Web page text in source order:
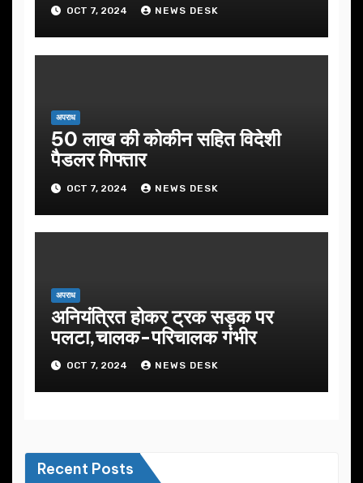
OCT 7, 2024 NEWS DESK
अपराध
50 लाख की कोकीन सहित विदेशी
पैडलर गिफ्तार
OCT 7, 2024 NEWS DESK
अपराध
अनियंत्रित होकर ट्रक सड़क पर
पलटा,चालक-परिचालक गंभीर
OCT 7, 2024 NEWS DESK
Recent Posts